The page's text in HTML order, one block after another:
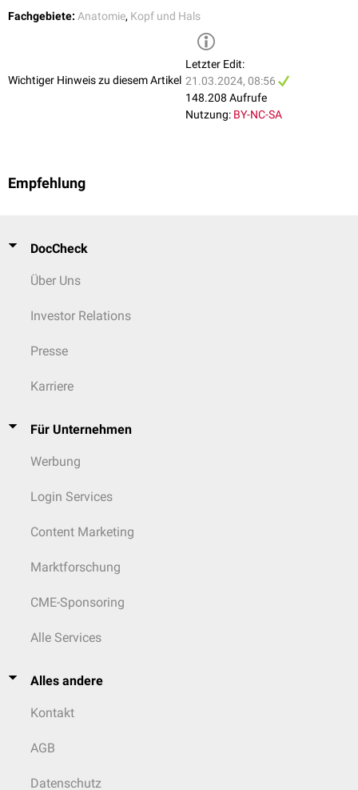
Fachgebiete: Anatomie, Kopf und Hals
Wichtiger Hinweis zu diesem Artikel
Letzter Edit:
21.03.2024, 08:56
148.208 Aufrufe
Nutzung: BY-NC-SA
Empfehlung
DocCheck
Über Uns
Investor Relations
Presse
Karriere
Für Unternehmen
Werbung
Login Services
Content Marketing
Marktforschung
CME-Sponsoring
Alle Services
Alles andere
Kontakt
AGB
Datenschutz